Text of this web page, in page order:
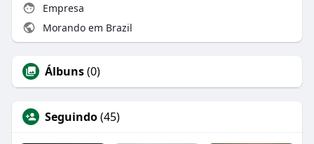
Empresa
Morando em Brazil
Álbuns(0)
Seguindo(45)